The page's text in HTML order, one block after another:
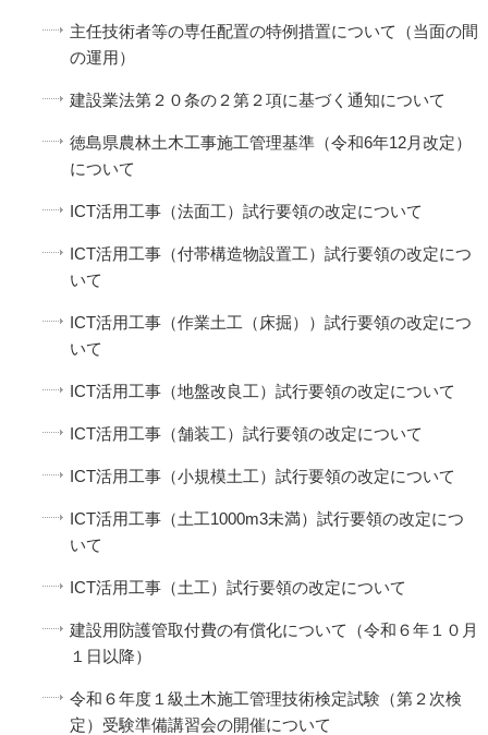
主任技術者等の専任配置の特例措置について（当面の間
の運用）
建設業法第２０条の２第２項に基づく通知について
徳島県農林土木工事施工管理基準（令和6年12月改定）
について
ICT活用工事（法面工）試行要領の改定について
ICT活用工事（付帯構造物設置工）試行要領の改定につ
いて
ICT活用工事（作業土工（床掘））試行要領の改定につ
いて
ICT活用工事（地盤改良工）試行要領の改定について
ICT活用工事（舗装工）試行要領の改定について
ICT活用工事（小規模土工）試行要領の改定について
ICT活用工事（土工1000m3未満）試行要領の改定につ
いて
ICT活用工事（土工）試行要領の改定について
建設用防護管取付費の有償化について（令和６年１０月
１日以降）
令和６年度１級土木施工管理技術検定試験（第２次検
定）受験準備講習会の開催について